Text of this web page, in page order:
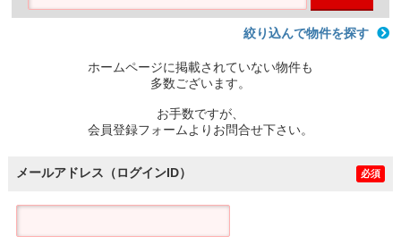
絞り込んで物件を探す
ホームページに掲載されていない物件も
多数ございます。
お手数ですが、
会員登録フォームよりお問合せ下さい。
メールアドレス（ログインID） 必須